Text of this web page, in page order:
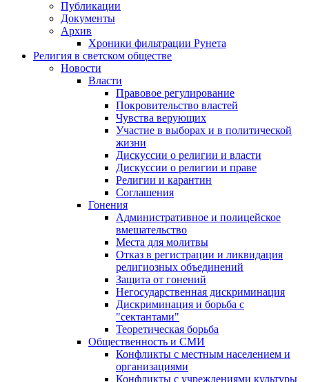
Публикации
Документы
Архив
Хроники фильтрации Рунета
Религия в светском обществе
Новости
Власти
Правовое регулирование
Покровительство властей
Чувства верующих
Участие в выборах и в политической
жизни
Дискуссии о религии и власти
Дискуссии о религии и праве
Религии и карантин
Соглашения
Гонения
Административное и полицейское
вмешательство
Места для молитвы
Отказ в регистрации и ликвидация
религиозных объединений
Защита от гонений
Негосударственная дискриминация
Дискриминация и борьба с
"сектантами"
Теоретическая борьба
Общественность и СМИ
Конфликты с местным населением и
организациями
Конфликты с учреждениями культуры